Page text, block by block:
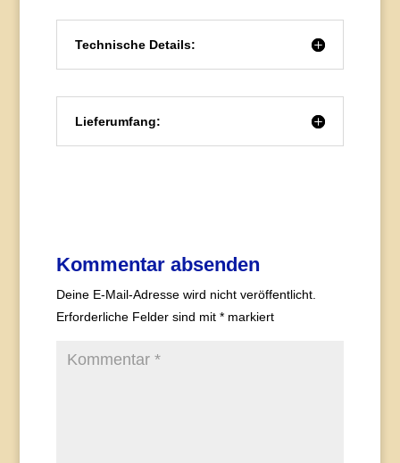
Technische Details:
Lieferumfang:
Kommentar absenden
Deine E-Mail-Adresse wird nicht veröffentlicht.
Erforderliche Felder sind mit *markiert